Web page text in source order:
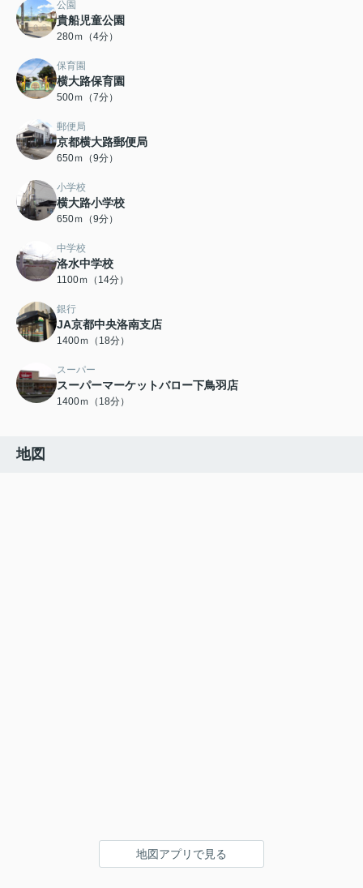
公園
貴船児童公園
280ｍ（4分）
保育園
横大路保育園
500ｍ（7分）
郵便局
京都横大路郵便局
650ｍ（9分）
小学校
横大路小学校
650ｍ（9分）
中学校
洛水中学校
1100ｍ（14分）
銀行
JA京都中央洛南支店
1400ｍ（18分）
スーパー
スーパーマーケットバロー下鳥羽店
1400ｍ（18分）
地図
地図アプリで見る